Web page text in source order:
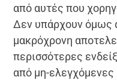
από αυτές που
Δεν υπάρχουν όμως
μακρόχρονη
περισσότερες
από μη-